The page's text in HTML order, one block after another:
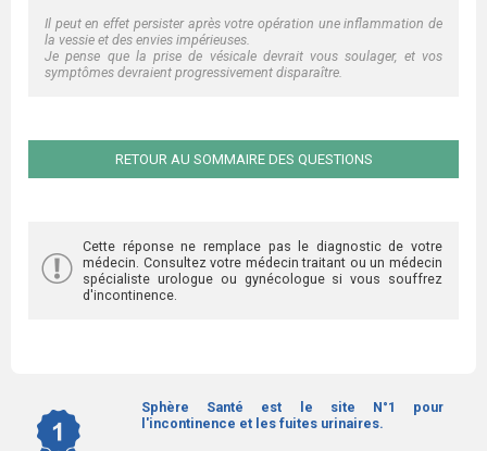
Il peut en effet persister après votre opération une inflammation de
la vessie et des envies impérieuses.
Je pense que la prise de vésicale devrait vous soulager, et vos
symptômes devraient progressivement disparaître.
RETOUR AU SOMMAIRE DES QUESTIONS
Cette réponse ne remplace pas le diagnostic de votre
médecin. Consultez votre médecin traitant ou un médecin
spécialiste urologue ou gynécologue si vous souffrez
d'incontinence.
Sphère Santé est le site N°1 pour
l'incontinence et les fuites urinaires.